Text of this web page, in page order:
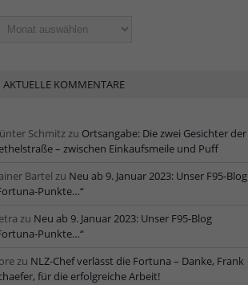
AKTUELLE KOMMENTARE
Schmitzzu Ortsangabe: Die zwei Gesichter der
– zwischen Einkaufsmeile und Puff
Bartel zu Neu ab 9. Januar 2023: Unser F95-Blog
Punkte…“
zu Neu ab 9. Januar 2023: Unser F95-Blog
Punkte…“
zu NLZ-Chef verlässt die Fortuna – Danke, Frank
für die erfolgreiche Arbeit!